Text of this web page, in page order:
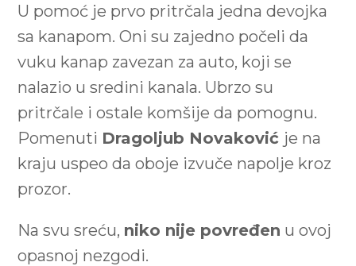
U pomoć je prvo pritrčala jedna devojka
sa kanapom. Oni su zajedno počeli da
vuku kanap zavezan za auto, koji se
nalazio u sredini kanala. Ubrzo su
pritrčale i ostale komšije da pomognu.
Pomenuti Dragoljub Novaković je na
kraju uspeo da oboje izvuče napolje kroz
prozor.
Na svu sreću, niko nije povređen u ovoj
opasnoj nezgodi.